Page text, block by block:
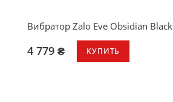
Вибратор Zalo Eve Obsidian Black
4 779 ₴ КУПИТЬ